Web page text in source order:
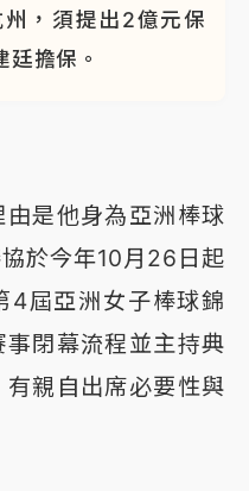
，須提出2億元保
擔保。
是他身為亞洲棒球
於今年10月26日起
4屆亞洲女子棒球錦
閉幕流程並主持典
親自出席必要性與